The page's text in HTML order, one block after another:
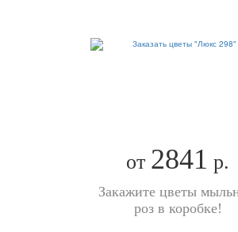
от 2841 р.
Закажите цветы
роз в коробке!